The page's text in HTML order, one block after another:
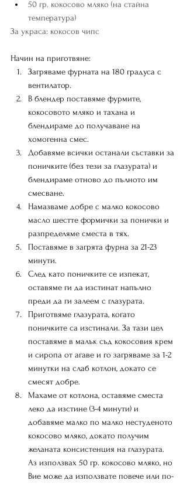
50 гр. кокосово мляко (на стайна
температура)
За украса: кокосов чипс
Начин на приготвяне:
Загряваме фурната на 180 градуса с
вентилатор.
В блендер поставяме фурмите,
кокосовото мляко и тахана и
блендираме до получаване на
хомогенна смес.
Добавяме всички останали съставки за
поничките (без тези за глазурата) и
блендираме отново до пълното им
смесване.
Намазваме добре с малко кокосово
масло шестте формички за понички и
разпределяме сместа в тях.
Поставяме в загрята фурна за 21-23
минути.
След като поничките се изпекат,
оставяме ги да изстинат напълно
преди да ги залеем с глазурата.
Приготвяме глазурата, когато
поничките са изстинали. За тази цел
поставяме в малък съд кокосовия крем
и сиропа от агаве и го загряваме за 1-2
минутки на слаб котлон, докато се
смесят добре.
Махаме от котлона, оставяме сместа
леко да изстине (3-4 минути) и
добавяме малко по малко нестуденото
кокосово мляко, докато получим
желаната консистенция на глазурата.
Аз използвах 50 гр. кокосово мляко, но
Вие може да използвате повече или по-